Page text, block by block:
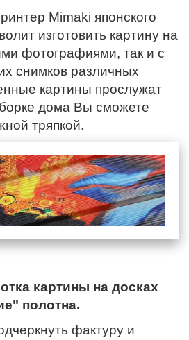
Mimaki японского
изготовить картину на
фотографиями, так и с
снимков различных
картины прослужат
дома Вы сможете
тряпкой.
картины на досках
полотна.
фактуру и